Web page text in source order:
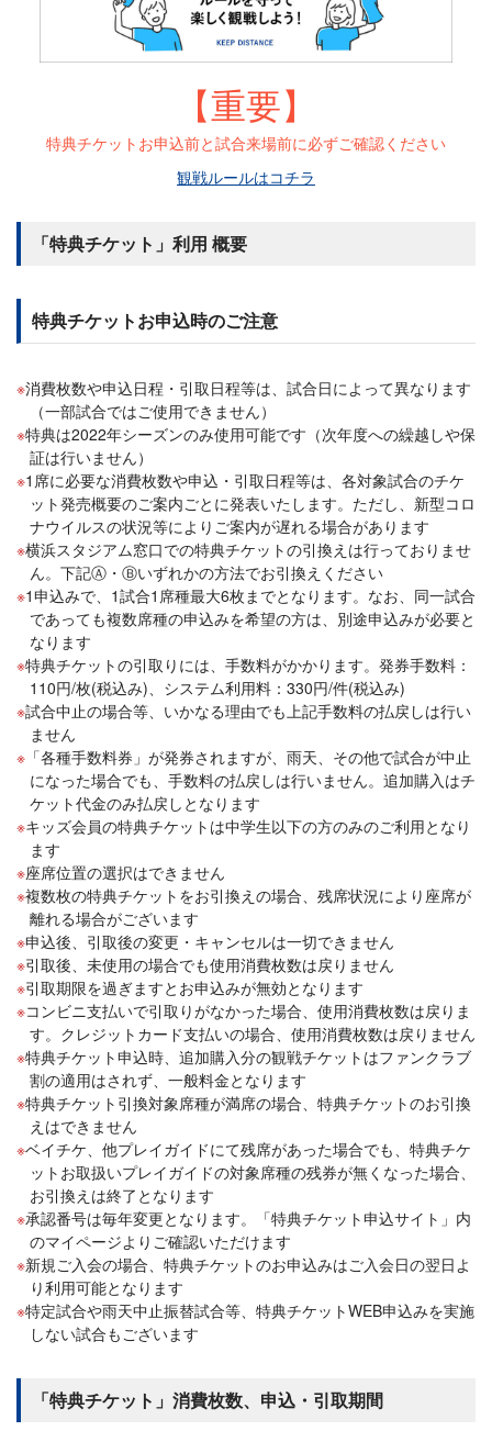
【重要】
特典チケットお申込前と試合来場前に必ずご確認ください
観戦ルールはコチラ
「特典チケット」利用 概要
特典チケットお申込時のご注意
消費枚数や申込日程・引取日程等は、試合日によって異なります
（一部試合ではご使用できません）
特典は2022年シーズンのみ使用可能です（次年度への繰越しや保
証は行いません）
1席に必要な消費枚数や申込・引取日程等は、各対象試合のチケ
ット発売概要のご案内ごとに発表いたします。ただし、新型コロ
ナウイルスの状況等によりご案内が遅れる場合があります
横浜スタジアム窓口での特典チケットの引換えは行っておりませ
ん。下記Ⓐ・Ⓑいずれかの方法でお引換えください
1申込みで、1試合1席種最大6枚までとなります。なお、同一試合
であっても複数席種の申込みを希望の方は、別途申込みが必要と
なります
特典チケットの引取りには、手数料がかかります。発券手数料：
110円/枚(税込み)、システム利用料：330円/件(税込み)
試合中止の場合等、いかなる理由でも上記手数料の払戻しは行い
ません
「各種手数料券」が発券されますが、雨天、その他で試合が中止
になった場合でも、手数料の払戻しは行いません。追加購入はチ
ケット代金のみ払戻しとなります
キッズ会員の特典チケットは中学生以下の方のみのご利用となり
ます
座席位置の選択はできません
複数枚の特典チケットをお引換えの場合、残席状況により座席が
離れる場合がございます
申込後、引取後の変更・キャンセルは一切できません
引取後、未使用の場合でも使用消費枚数は戻りません
引取期限を過ぎますとお申込みが無効となります
コンビニ支払いで引取りがなかった場合、使用消費枚数は戻りま
す。クレジットカード支払いの場合、使用消費枚数は戻りません
特典チケット申込時、追加購入分の観戦チケットはファンクラブ
割の適用はされず、一般料金となります
特典チケット引換対象席種が満席の場合、特典チケットのお引換
えはできません
ベイチケ、他プレイガイドにて残席があった場合でも、特典チケ
ットお取扱いプレイガイドの対象席種の残券が無くなった場合、
お引換えは終了となります
承認番号は毎年変更となります。「特典チケット申込サイト」内
のマイページよりご確認いただけます
新規ご入会の場合、特典チケットのお申込みはご入会日の翌日よ
り利用可能となります
特定試合や雨天中止振替試合等、特典チケットWEB申込みを実施
しない試合もございます
「特典チケット」消費枚数、申込・引取期間